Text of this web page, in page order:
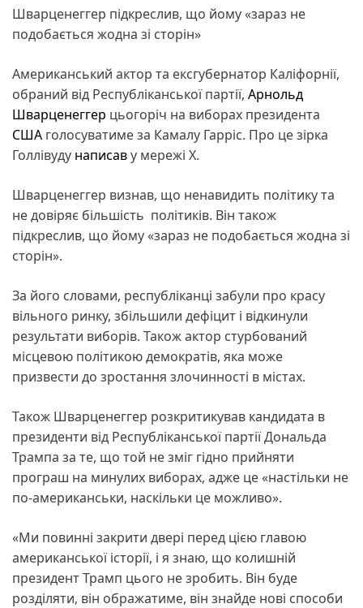
Шварценеггер підкреслив, що йому «зараз не
подобається жодна зі сторін»
Американський актор та ексгубернатор Каліфорнії,
обраний від Республіканської партії, Арнольд
Шварценеггер цьогоріч на виборах президента
США голосуватиме за Камалу Гарріс. Про це зірка
Голлівуду написаву мережі X.
Шварценеггер визнав, що ненавидить політику та
не довіряє більшість політиків. Він також
підкреслив, що йому «зараз не подобається жодна зі
сторін».
За його словами, республіканці забули про красу
вільного ринку, збільшили дефіцит і відкинули
результати виборів. Також актор стурбований
місцевою політикою демократів, яка може
призвести до зростання злочинності в містах.
Також Шварценеггер розкритикував кандидата в
президенти від Республіканської партії Дональда
Трампа за те, що той не зміг гідно прийняти
програш на минулих виборах, адже це «настільки не
по-американськи, наскільки це можливо».
«Ми повинні закрити двері перед цією главою
американської історії, і я знаю, що колишній
президент Трамп цього не зробить. Він буде
розділяти, він ображатиме, він знайде нові способи